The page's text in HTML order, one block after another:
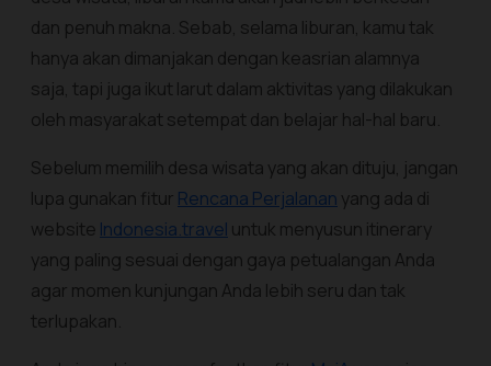
dan penuh makna. Sebab, selama liburan, kamu tak
hanya akan dimanjakan dengan keasrian alamnya
saja, tapi juga ikut larut dalam aktivitas yang dilakukan
oleh masyarakat setempat dan belajar hal-hal baru.
Sebelum memilih desa wisata yang akan dituju, jangan
lupa gunakan fitur Rencana Perjalanan yang ada di
website Indonesia.travel untuk menyusun itinerary
yang paling sesuai dengan gaya petualangan Anda
agar momen kunjungan Anda lebih seru dan tak
terlupakan.